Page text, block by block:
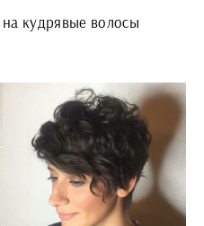
кудрявые волосы